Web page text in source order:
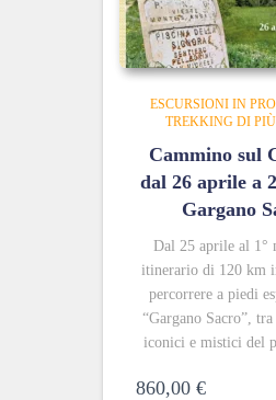
ESCURSIONI IN
TREKKING DI
Cammino sul
dal 26 aprile a
Gargano
Dal 25 aprile al 1°
itinerario di 120 km
percorrere a piedi
“Gargano Sacro”,
iconici e mistici del
860,00 €